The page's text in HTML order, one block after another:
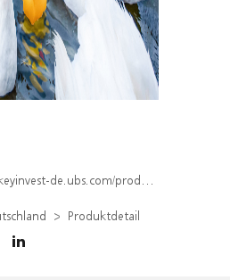
de.ubs.com/produkt/detail/index/isin/DE000WA64H73
Produktdetail